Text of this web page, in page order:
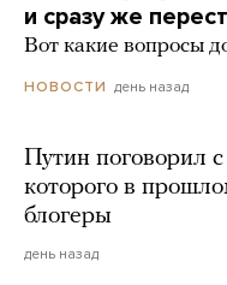
и сразу же
Вот какие вопросы
НОВОСТИ день назад
Путин поговорил
которого в
блогеры
день назад